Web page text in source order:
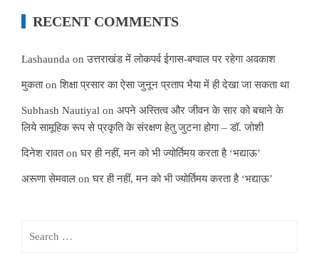
RECENT COMMENTS
Lashaunda onउत्तराखंड में लोकपर्व ईगास-बग्वाल पर रहेगा अवकाश
मुकताonशिक्षा प्रसार का ऐसा जुनून प्रताप भैया में ही देखा जा सकता था
Subhash Nautiyal on अपने अस्तित्व और जीवन के सार को बचाने के
लिये सामूहिक रूप से प्रकृति के संरक्षण हेतु जुटना होगा – डॉ. जोशी
दिनेश रावतonघर ही नहीं, मन को भी ज्योर्तिमय करता है ‘भद्याऊ’
अरूणा सेमवाल onघर ही नहीं, मन को भी ज्योर्तिमय करता है ‘भद्याऊ’